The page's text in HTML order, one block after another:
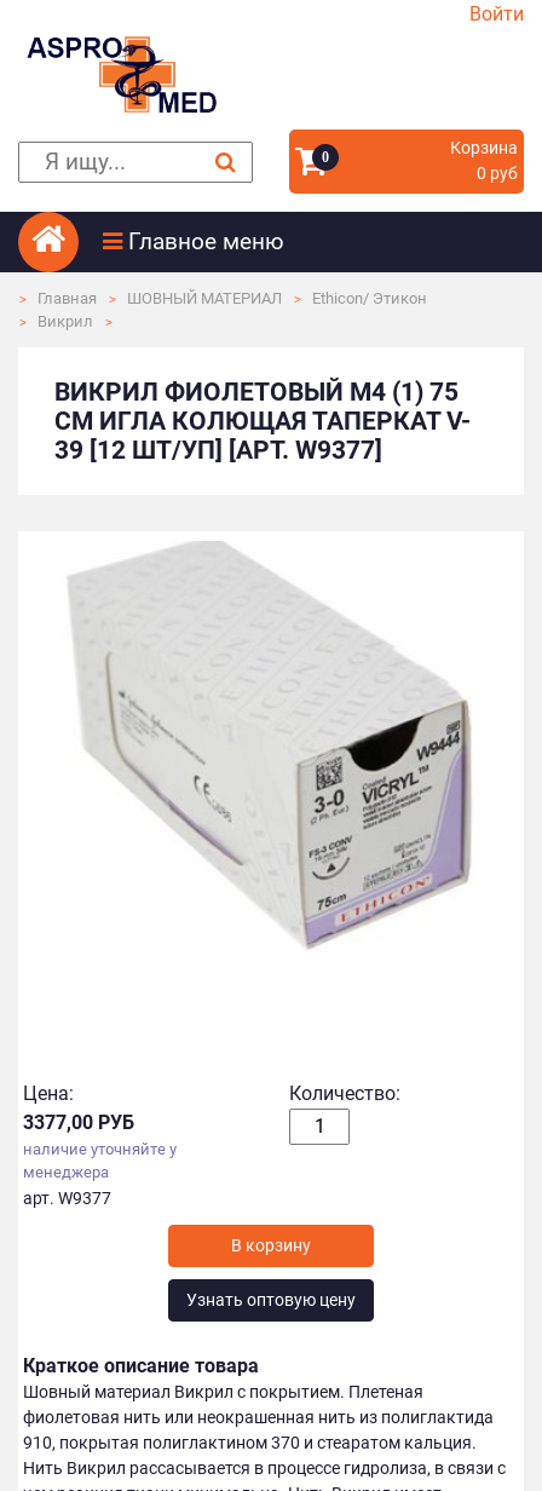
Войти
0
Корзина
0 руб
Главное меню
Главная ШОВНЫЙ МАТЕРИАЛ
Ethicon/ Этикон
Викрил
ВИКРИЛ ФИОЛЕТОВЫЙ M4 (1) 75
СМ ИГЛА КОЛЮЩАЯ ТАПЕРКАТ V-
39 [12 ШТ/УП] [АРТ. W9377]
Цена:
3377,00 РУБ
наличие уточняйте у
менеджера
арт. W9377
Количество:
Узнать оптовую цену
Краткое описание товара
Шовный материал Викрил с покрытием. Плетеная
фиолетовая нить или неокрашенная нить из полиглактида
910, покрытая полиглактином 370 и стеаратом кальция.
Нить Викрил рассасывается в процессе гидролиза, в связи с